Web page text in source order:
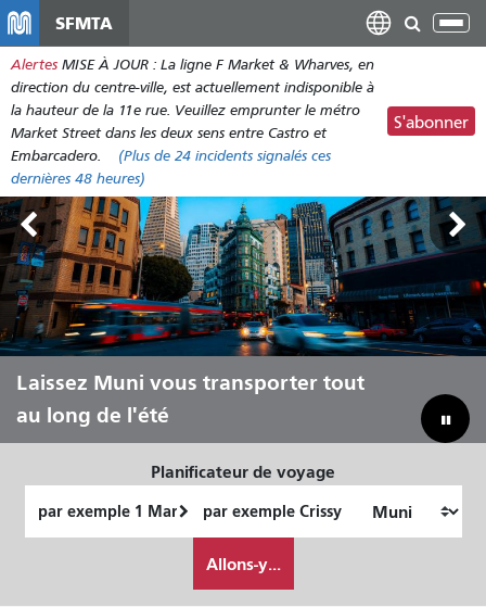
contenu
principal
SFMTA
Alertes MISE À JOUR : La ligne F Market & Wharves, en
direction du centre-ville, est actuellement indisponible à
la hauteur de la 11e rue. Veuillez emprunter le métro
Market Street dans les deux sens entre Castro et
Embarcadero.
(Plus de 24 incidents signalés ces
dernières 48 heures)
S'abonner
Hors des terres publiques, du 7 au 9
août
Laissez Muni vous transporter tout
au long de l'été
Combler notre déficit budgétaire pour
sauver la Muni
Planificateur de voyage
de
final
je
veux
Allons-y...